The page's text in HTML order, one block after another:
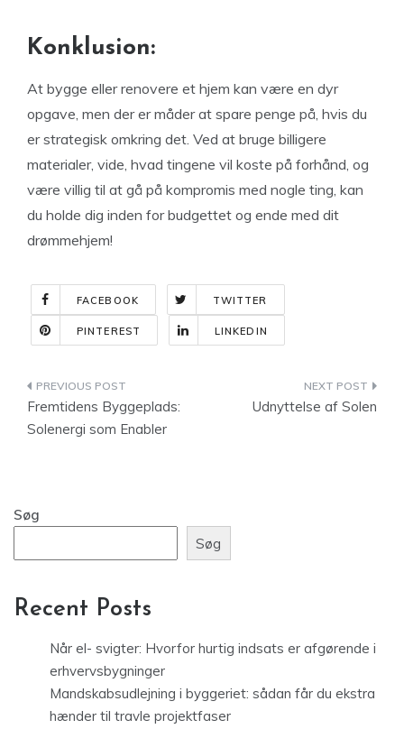
Konklusion:
At bygge eller renovere et hjem kan være en dyr
opgave, men der er måder at spare penge på, hvis du
er strategisk omkring det. Ved at bruge billigere
materialer, vide, hvad tingene vil koste på forhånd, og
være villig til at gå på kompromis med nogle ting, kan
du holde dig inden for budgettet og ende med dit
drømmehjem!
FACEBOOK TWITTER
PINTEREST LINKEDIN
Indlægsnavigation
Fremtidens Byggeplads:
Solenergi som Enabler
Udnyttelse af Solen
Søg
Søg
Recent Posts
Når el- svigter: Hvorfor hurtig indsats er afgørende i
erhvervsbygninger
Mandskabsudlejning i byggeriet: sådan får du ekstra
hænder til travle projektfaser